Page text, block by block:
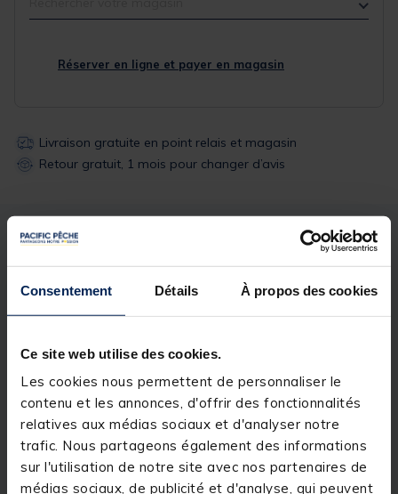
Consentement Détails À propos des cookies
Ce site web utilise des cookies.
Les cookies nous permettent de personnaliser le
contenu et les annonces, d'offrir des fonctionnalités
relatives aux médias sociaux et d'analyser notre
trafic. Nous partageons également des informations
sur l'utilisation de notre site avec nos partenaires de
médias sociaux, de publicité et d'analyse, qui peuvent
Réserver en ligne et payer en magasin
Livraison gratuite en point relais et magasin
Retour gratuit, 1 mois pour changer d’avis
Description & détails
Description
PARAVANE 200G
Flashmer remonte à la surface à
chaque prise de poisson. Ce lest équipé d’un
gouvernail vous donne la possibilité de traîner en
ligne, à babord ou à tribord grâce aux nombreux
trous percés à l’arrière.
Moulé dans un plastique incassable, l’équilibrage est